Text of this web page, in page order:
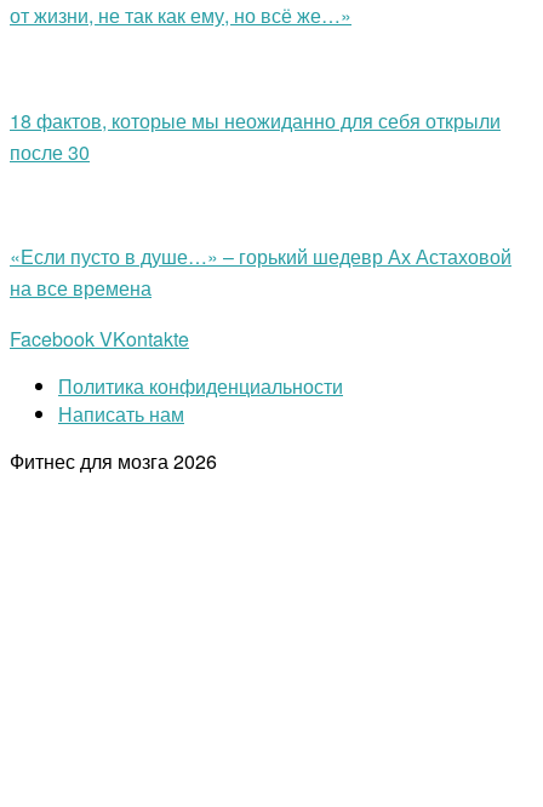
от жизни, не так как ему, но всё же…»
18 фактов, которые мы неожиданно для себя открыли
после 30
«Если пусто в душе…» – горький шедевр Ах Астаховой
на все времена
FacebookVKontakte
Политика конфиденциальности
Написать нам
Фитнес для мозга2026